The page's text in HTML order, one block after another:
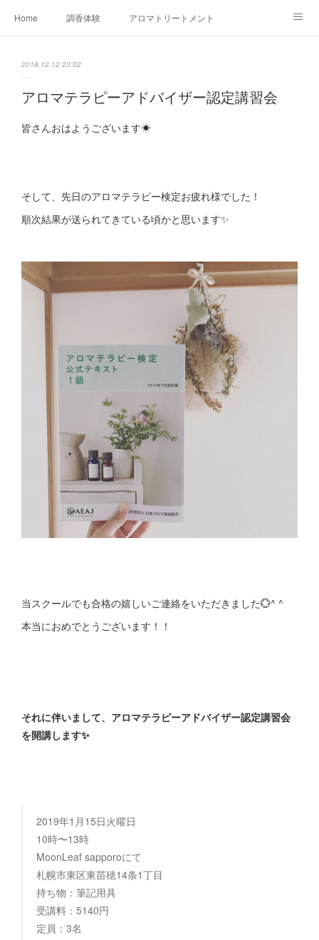
Home 調香体験 アロマトリートメントMenu
Ameblo
2018.12.12 23:02
アロマテラピーアドバイザー認定講習会
皆さんおはようございます☀
そして、先日のアロマテラピー検定お疲れ様でした！
順次結果が送られてきている頃かと思います✨
当スクールでも合格の嬉しいご連絡をいただきました💮^ ^
本当におめでとうございます！！
それに伴いまして、アロマテラピーアドバイザー認定講習会
を開講します✨
2019年1月15日火曜日
10時〜13時
MoonLeaf sapporoにて
札幌市東区東苗穂14条1丁目
持ち物：筆記用具
受講料：5140円
定員：3名